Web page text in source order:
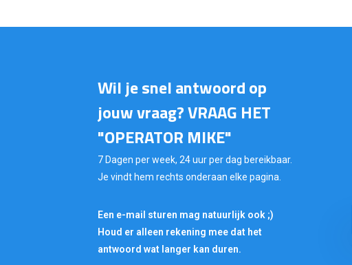
Wil je snel antwoord op
jouw vraag? VRAAG HET
"OPERATOR MIKE"
7 Dagen per week, 24 uur per dag bereikbaar.
Je vindt hem rechts onderaan elke pagina.
Een e-mail sturen mag natuurlijk ook ;)
Houd er alleen rekening mee dat het
antwoord wat langer kan duren.